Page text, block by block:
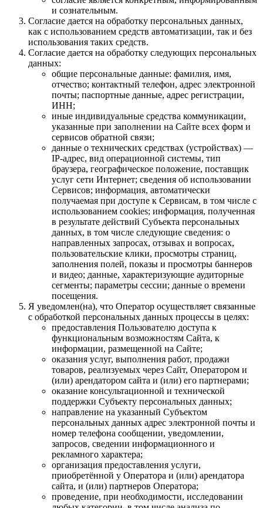
и сознательным.
Согласие дается на обработку персональных данных,
как с использованием средств автоматизации, так и без
использования таких средств.
Согласие дается на обработку следующих персональных
данных:
общие персональные данные: фамилия, имя,
отчество; контактный телефон, адрес электронной
почты; паспортные данные, адрес регистрации,
ИНН;
иные индивидуальные средства коммуникации,
указанные при заполнении на Сайте всех форм и
сервисов обратной связи;
данные о технических средствах (устройствах) —
IP-адрес, вид операционной системы, тип
браузера, географическое положение, поставщик
услуг сети Интернет; сведения об использовании
Сервисов; информация, автоматически
получаемая при доступе к Сервисам, в том числе с
использованием cookies; информация, полученная
в результате действий Субъекта персональных
данных, в том числе следующие сведения: о
направленных запросах, отзывах и вопросах,
пользовательские клики, просмотры страниц,
заполнения полей, показы и просмотры баннеров
и видео; данные, характеризующие аудиторные
сегменты; параметры сессии; данные о времени
посещения.
Я уведомлен(на), что Оператор осуществляет связанные
с обработкой персональных данных процессы в целях:
предоставления Пользователю доступа к
функциональным возможностям Сайта, к
информации, размещенной на Сайте;
оказания услуг, выполнения работ, продажи
товаров, реализуемых через Сайт, Оператором и
(или) арендатором сайта и (или) его партнерами;
оказание консультационной и технической
поддержки Субъекту персональных данных;
направление на указанный Субъектом
персональных данных адрес электронной почты и
номер телефона сообщении, уведомлении,
запросов, сведении информационного и
рекламного характера;
организация предоставления услуги,
приобретённой у Оператора и (или) арендатора
сайта, и (или) партнеров Оператора;
проведение, при необходимости, исследовании